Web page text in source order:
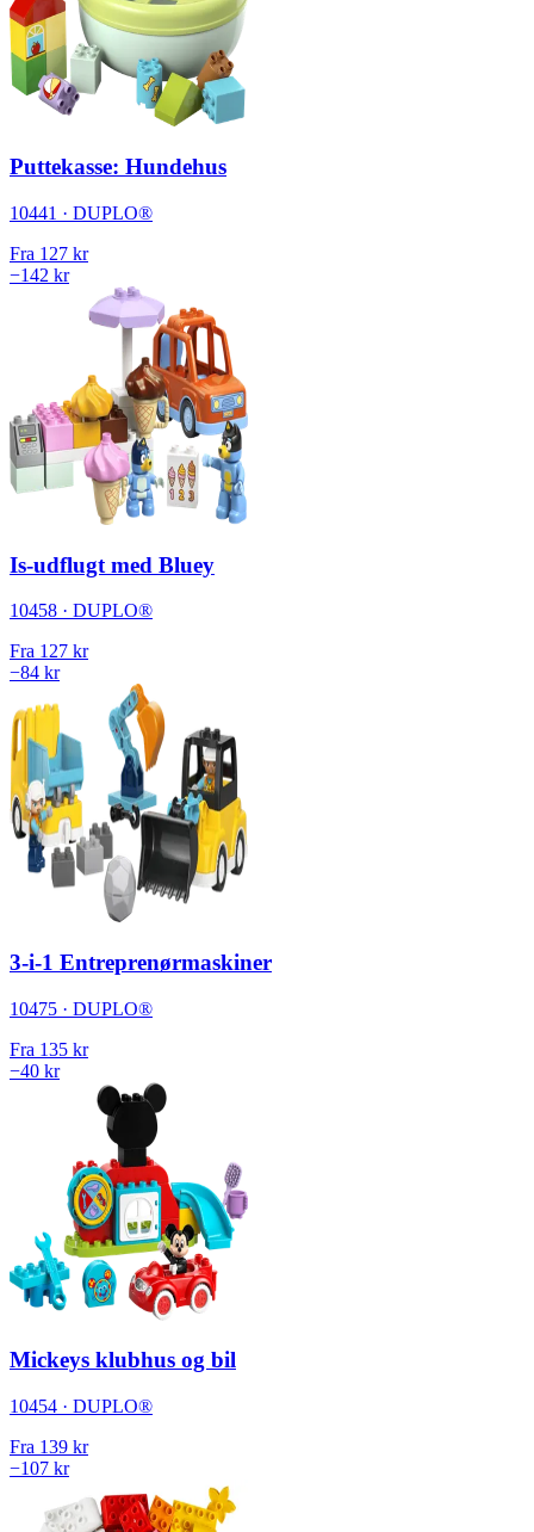
Puttekasse: Hundehus
10441 · DUPLO®
Fra 127 kr
−142 kr
Is-udflugt med Bluey
10458 · DUPLO®
Fra 127 kr
−84 kr
3-i-1 Entreprenørmaskiner
10475 · DUPLO®
Fra 135 kr
−40 kr
Mickeys klubhus og bil
10454 · DUPLO®
Fra 139 kr
−107 kr